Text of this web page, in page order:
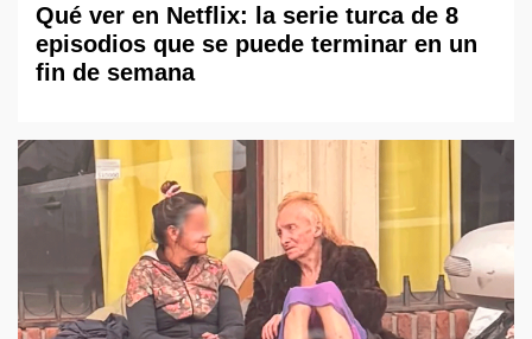
Qué ver en Netflix: la serie turca de 8
episodios que se puede terminar en un
fin de semana